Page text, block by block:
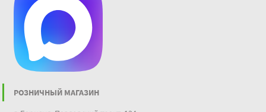
РОЗНИЧНЫЙ МАГАЗИН